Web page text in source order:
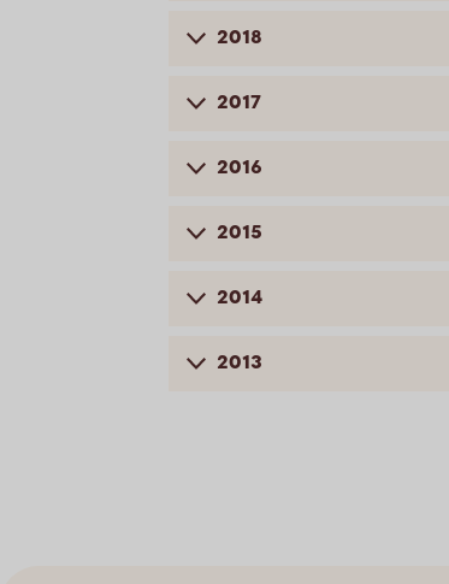
2018
2017
2016
2015
2014
2013